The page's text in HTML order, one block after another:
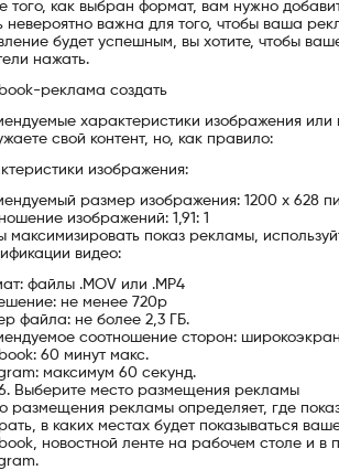
того, как выбран формат, вам нужно
невероятно важна для того, чтобы ваша
будет успешным, вы хотите, чтобы
нажать.
реклама создать
характеристики изображения
свой контент, но, как правило:
изображения:
размер изображения: 1200 х 628
изображений: 1,91: 1
максимизировать показ рекламы,
видео:
файлы .MOV или .MP4
не менее 720p
файла: не более 2,3 ГБ.
соотношение сторон:
60 минут макс.
максимум 60 секунд.
Выберите место размещения рекламы
размещения рекламы определяет, где
в каких местах будет показываться
новостной ленте на рабочем столе и в